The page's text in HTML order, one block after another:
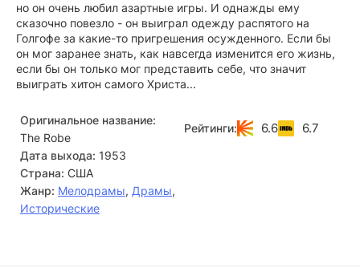
но он очень любил азартные игры. И однажды ему
сказочно повезло - он выиграл одежду распятого на
Голгофе за какие-то пригрешения осужденного. Если бы
он мог заранее знать, как навсегда изменится его жизнь,
если бы он только мог представить себе, что значит
выиграть хитон самого Христа...
Оригинальное название:
The Robe
Дата выхода: 1953
Страна: США
Жанр: Мелодрамы, Драмы,
Исторические
Рейтинги: 6.6 6.7